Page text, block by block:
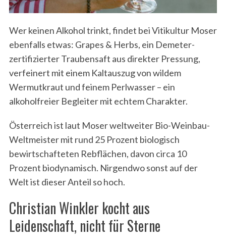
Wer keinen Alkohol trinkt, findet bei Vitikultur Moser
ebenfalls etwas: Grapes & Herbs, ein Demeter-
zertifizierter Traubensaft aus direkter Pressung,
verfeinert mit einem Kaltauszug von wildem
Wermutkraut und feinem Perlwasser – ein
alkoholfreier Begleiter mit echtem Charakter.
Österreich ist laut Moser weltweiter Bio-Weinbau-
Weltmeister mit rund 25 Prozent biologisch
bewirtschafteten Rebflächen, davon circa 10
Prozent biodynamisch. Nirgendwo sonst auf der
Welt ist dieser Anteil so hoch.
Christian Winkler kocht aus
Leidenschaft, nicht für Sterne